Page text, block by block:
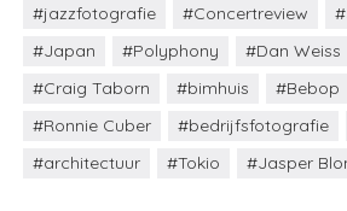
#jazzfotografie #Concertreview
#Japan
#Polyphony #Dan Weiss
#Craig Taborn
#bimhuis #Bebop
#Ronnie Cuber
#bedrijfsfotografie
#architectuur
#Tokio #Jasper